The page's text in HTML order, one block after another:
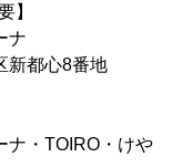
】
ナ
都心8番地
・TOIRO・けや